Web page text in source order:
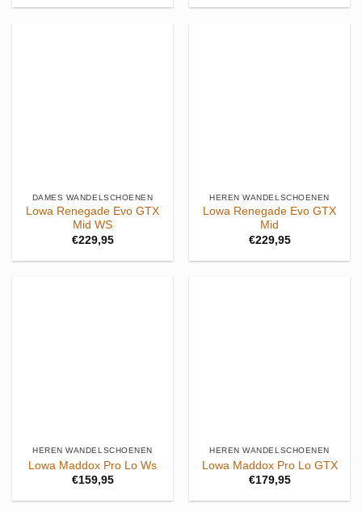
DAMES WANDELSCHOENEN
Lowa Renegade Evo GTX
Mid WS
€229,95
HEREN WANDELSCHOENEN
Lowa Renegade Evo GTX
Mid
€229,95
HEREN WANDELSCHOENEN
Lowa Maddox Pro Lo Ws
€159,95
HEREN WANDELSCHOENEN
Lowa Maddox Pro Lo GTX
€179,95